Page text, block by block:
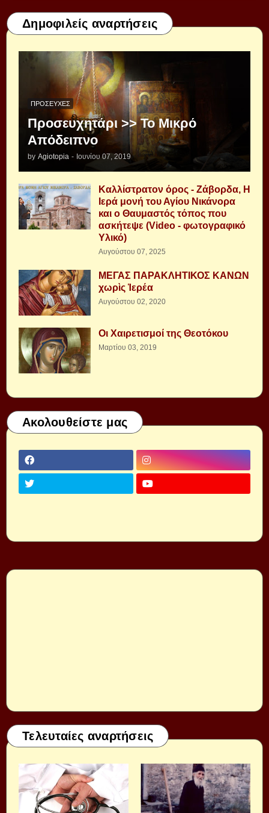
Δημοφιλείς αναρτήσεις
ΠΡΟΣΕΥΧΈΣ
Προσευχητάρι >> Το Μικρό
Απόδειπνο
by Agiotopia - Ιουνίου 07, 2019
Καλλίστρατον όρος - Ζάβορδα, Η
Ιερά μονή του Αγίου Νικάνορα
και ο Θαυμαστός τόπος που
ασκήτεψε (Video - φωτογραφικό
Υλικό)
Αυγούστου 07, 2025
ΜΕΓΑΣ ΠΑΡΑΚΛΗΤΙΚΟΣ ΚΑΝΩΝ
χωρὶς Ἱερέα
Αυγούστου 02, 2020
Οι Χαιρετισμοί της Θεοτόκου
Μαρτίου 03, 2019
Ακολουθείστε μας
Τελευταίες αναρτήσεις